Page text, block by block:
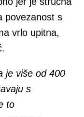
povezanost s
vrlo upitna,
je više od 400
s
to